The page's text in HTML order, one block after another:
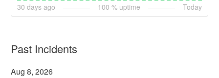
30 days ago 100 % uptime Today
Past Incidents
Aug8,2026